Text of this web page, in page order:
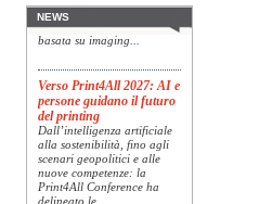
NEWS
presenta Specim RETEX,
una soluzione completa
basata su imaging...
Verso Print4All 2027: AI e
persone guidano il futuro
del printing
Dall’intelligenza artificiale
alla sostenibilità, fino agli
scenari geopolitici e alle
nuove competenze: la
Print4All Conference ha
delineato le...